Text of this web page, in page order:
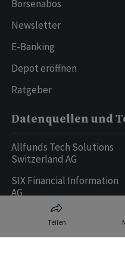
Teilen
Börsenabos
Newsletter
E-Banking
Depot eröffnen
Ratgeber
Datenquellen und
Allfunds Tech Solutions
Switzerland AG
SIX Financial Information
AG
Ringier AG | Ringier